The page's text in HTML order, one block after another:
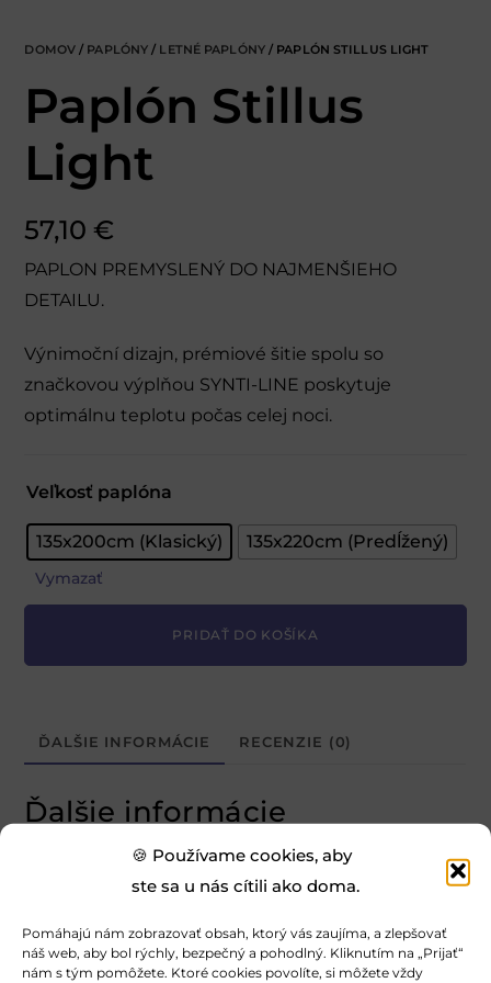
🍪 Používame cookies, aby
ste sa u nás cítili ako doma.
Pomáhajú nám zobrazovať obsah, ktorý vás zaujíma, a zlepšovať
náš web, aby bol rýchly, bezpečný a pohodlný. Kliknutím na „Prijať“
nám s tým pomôžete. Ktoré cookies povolíte, si môžete vždy
DOMOV/ PAPLÓNY / LETNÉ PAPLÓNY/ PAPLÓN STILLUS LIGHT
Paplón Stillus
Light
57,10 €
PAPLON PREMYSLENÝ DO NAJMENŠIEHO
DETAILU.
Výnimoční dizajn, prémiové šitie spolu so
značkovou výplňou SYNTI-LINE poskytuje
optimálnu teplotu počas celej noci.
Veľkosť paplóna
135x200cm (Klasický) 135x220cm (Predĺžený)
Vymazať
PRIDAŤ DO KOŠÍKA
r
i
v
ĎALŠIE INFORMÁCIE RECENZIE (0)
Ďalšie informácie
Veľkosť paplóna